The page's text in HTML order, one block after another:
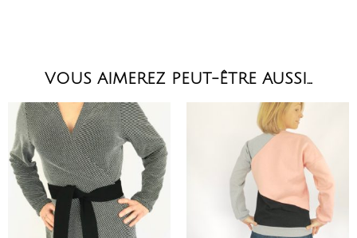
VOUS AIMEREZ PEUT-ÊTRE AUSSI…